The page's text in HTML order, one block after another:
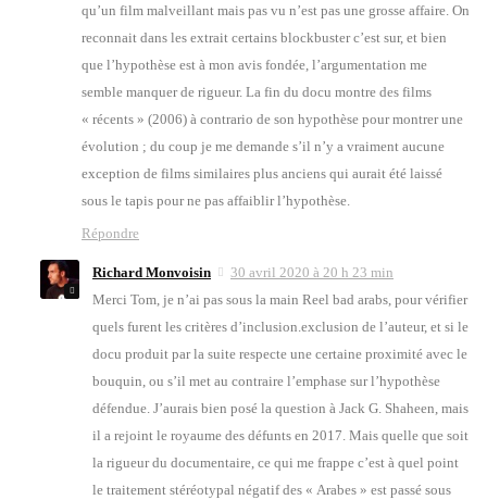
qu’un film mal­veillant mais pas vu n’est pas une grosse affaire. On
recon­nait dans les extrait cer­tains block­bus­ter c’est sur, et bien
que l’hy­po­thèse est à mon avis fon­dée, l’ar­gu­men­ta­tion me
semble man­quer de rigueur. La fin du docu montre des films
« récents » (2006) à contra­rio de son hypo­thèse pour mon­trer une
évo­lu­tion ; du coup je me demande s’il n’y a vrai­ment aucune
excep­tion de films simi­laires plus anciens qui aurait été lais­sé
sous le tapis pour ne pas affai­blir l’hypothèse.
Répondre
Richard Monvoisin
30 avril 2020 à 20 h 23 min
Mer­ci Tom, je n’ai pas sous la main Reel bad arabs, pour véri­fier
quels furent les cri­tères d’inclusion.exclusion de l’au­teur, et si le
docu pro­duit par la suite res­pecte une cer­taine proxi­mi­té avec le
bou­quin, ou s’il met au contraire l’emphase sur l’hy­po­thèse
défen­due. J’au­rais bien posé la ques­tion à Jack G. Sha­heen, mais
il a rejoint le royaume des défunts en 2017. Mais quelle que soit
la rigueur du docu­men­taire, ce qui me frappe c’est à quel point
le trai­te­ment sté­réo­ty­pal néga­tif des « Arabes » est pas­sé sous